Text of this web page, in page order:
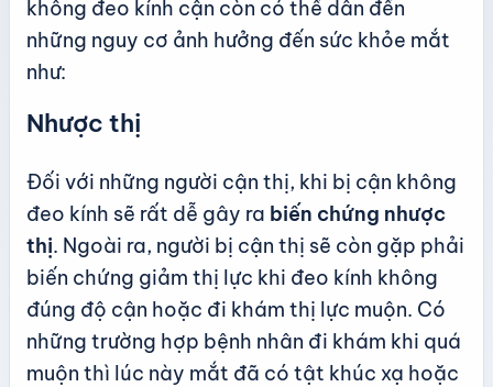
không đeo kính cận còn có thể dẫn đến
những nguy cơ ảnh hưởng đến sức khỏe mắt
như:
Nhược thị
Đối với những người cận thị, khi bị cận không
đeo kính sẽ rất dễ gây ra biến chứng nhược
thị. Ngoài ra, người bị cận thị sẽ còn gặp phải
biến chứng giảm thị lực khi đeo kính không
đúng độ cận hoặc đi khám thị lực muộn. Có
những trường hợp bệnh nhân đi khám khi quá
muộn thì lúc này mắt đã có tật khúc xạ hoặc